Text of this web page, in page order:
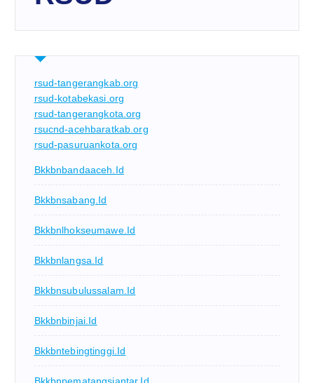
rsud-tangerangkab.org
rsud-kotabekasi.org
rsud-tangerangkota.org
rsucnd-acehbaratkab.org
rsud-pasuruankota.org
Bkkbnbandaaceh.id
Bkkbnsabang.id
Bkkbnlhokseumawe.id
Bkkbnlangsa.id
Bkkbnsubulussalam.id
Bkkbnbinjai.id
Bkkbntebingtinggi.id
Bkkbnpematangsiantar.id